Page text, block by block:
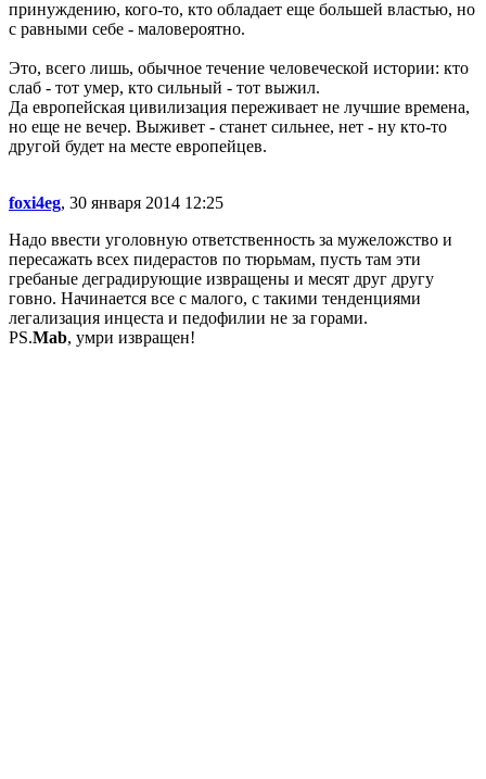
принуждению, кого-то, кто обладает еще большей властью, но
с равными себе - маловероятно.
Это, всего лишь, обычное течение человеческой истории: кто
слаб - тот умер, кто сильный - тот выжил.
Да европейская цивилизация переживает не лучшие времена,
но еще не вечер. Выживет - станет сильнее, нет - ну кто-то
другой будет на месте европейцев.
foxi4eg, 30 января 2014 12:25
Надо ввести уголовную ответственность за мужеложство и
пересажать всех пидерастов по тюрьмам, пусть там эти
гребаные деградирующие извращены и месят друг другу
говно. Начинается все с малого, с такими тенденциями
легализация инцеста и педофилии не за горами.
PS.Mab, умри извращен!